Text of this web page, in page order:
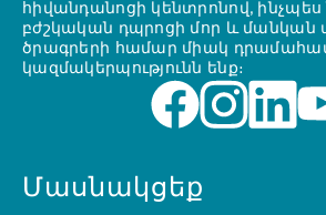
հիվանդանոցի կենտրոնով,
բժշկական դպրոցի մոր և մանկան
ծրագրերի համար միակ
կազմակերպությունն ենք։
Մասնակցեք